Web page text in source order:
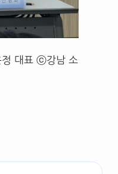
정 대표 ⓒ강남 소